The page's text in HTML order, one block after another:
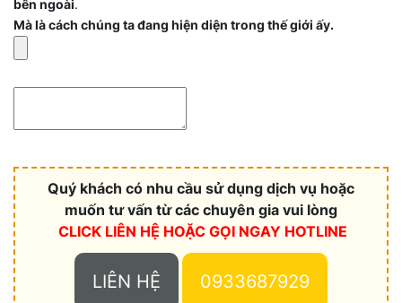
bên ngoài.
Mà là cách chúng ta đang hiện diện trong thế giới ấy.
Quý khách có nhu cầu sử dụng dịch vụ hoặc
muốn tư vấn từ các chuyên gia vui lòng
CLICK LIÊN HỆ HOẶC GỌI NGAY HOTLINE
LIÊN HỆ 0933687929